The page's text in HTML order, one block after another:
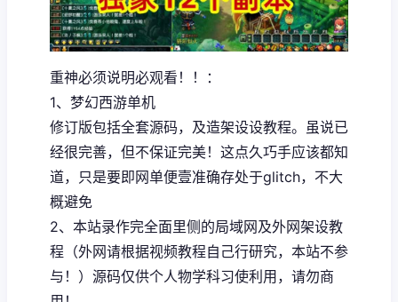
重神必须说明必观看！！：
1、 梦幻西游单机
修订版包括全套源码，及造架设设教程。虽说已
经很完善，但不保证完美！这点久巧手应该都知
道，只是要即网单便壹准确存处于glitch，不大
概避免
2、本站录作完全面里侧的局域网及外网架设教
程（外网请根据视频教程自己行研究，本站不参
与！）源码仅供个人物学科习使利用，请勿商